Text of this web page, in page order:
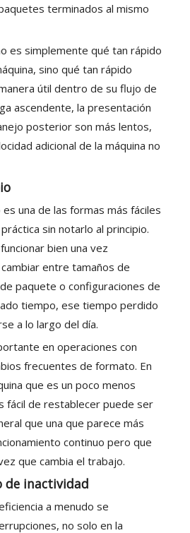
terminados al mismo
es simplemente qué tan rápido
sino qué tan rápido
útil dentro de su flujo de
ascendente, la presentación
posterior son más lentos,
adicional de la máquina no
una de las formas más fáciles
sin notarlo al principio.
bien una vez
entre tamaños de
paquete o configuraciones de
tiempo, ese tiempo perdido
a lo largo del día.
en operaciones con
frecuentes de formato. En
que es un poco menos
fácil de restablecer puede ser
que una que parece más
continuo pero que
que cambia el trabajo.
de inactividad
a menudo se
no solo en la